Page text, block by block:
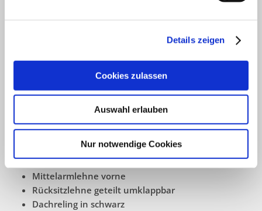
Details zeigen
Cookies zulassen
Auswahl erlauben
Nur notwendige Cookies
Regensensor
automatische Fahrlichtschaltung
Schaltwippen am Lenkrad
CUPRA Full Link
Digitaler Radioempfang
Sprachbedienung
automatisch abblendbarer Innenspiegel
elektrisch verstell-und beheizbare Außenspiegel
elektrisch anklappbare Außenspiegel
elektrische Fensterheber
Mittelarmlehne vorne
Rücksitzlehne geteilt umklappbar
Dachreling in schwarz